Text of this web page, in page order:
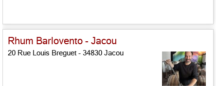
Rhum Barlovento - Jacou
20 Rue Louis Breguet - 34830 Jacou